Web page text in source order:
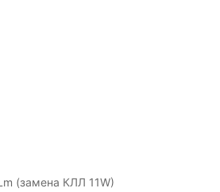
(замена КЛЛ 11W)